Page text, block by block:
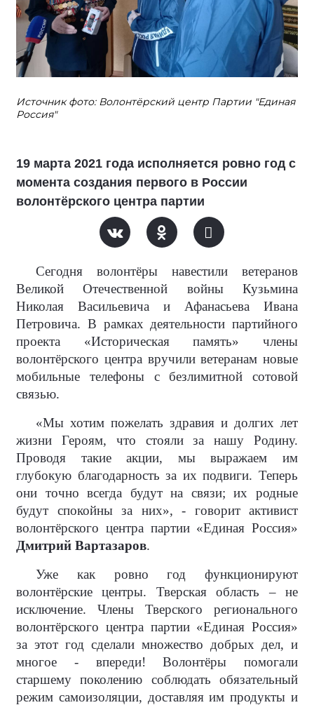
Источник фото: Волонтёрский центр Партии "Единая
Россия"
19 марта 2021 года исполняется ровно год с
момента создания первого в России
волонтёрского центра партии
Сегодня волонтёры навестили ветеранов
Великой Отечественной войны Кузьмина
Николая Васильевича и Афанасьева Ивана
Петровича. В рамках деятельности партийного
проекта «Историческая память» члены
волонтёрского центра вручили ветеранам новые
мобильные телефоны с безлимитной сотовой
связью.
«Мы хотим пожелать здравия и долгих лет
жизни Героям, что стояли за нашу Родину.
Проводя такие акции, мы выражаем им
глубокую благодарность за их подвиги. Теперь
они точно всегда будут на связи; их родные
будут спокойны за них», - говорит активист
волонтёрского центра партии «Единая Россия»
Дмитрий Вартазаров.
Уже как ровно год функционируют
волонтёрские центры. Тверская область – не
исключение. Члены Тверского регионального
волонтёрского центра партии «Единая Россия»
за этот год сделали множество добрых дел, и
многое - впереди! Волонтёры помогали
старшему поколению соблюдать обязательный
режим самоизоляции, доставляя им продукты и